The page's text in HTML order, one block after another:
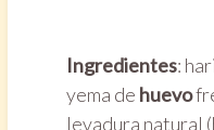
Ingredientes:
yema de huevo
levadura natural